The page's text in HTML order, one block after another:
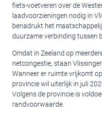
fiets-voetveren over de
laadvoorzieningen nodig in
benadrukt het
duurzame verbinding tussen
Omdat in Zeeland op
netcongestie, staan
Wanneer er ruimte vrijkomt
provincie wil uiterlijk in juli
Volgens de provincie is
randvoorwaarde.